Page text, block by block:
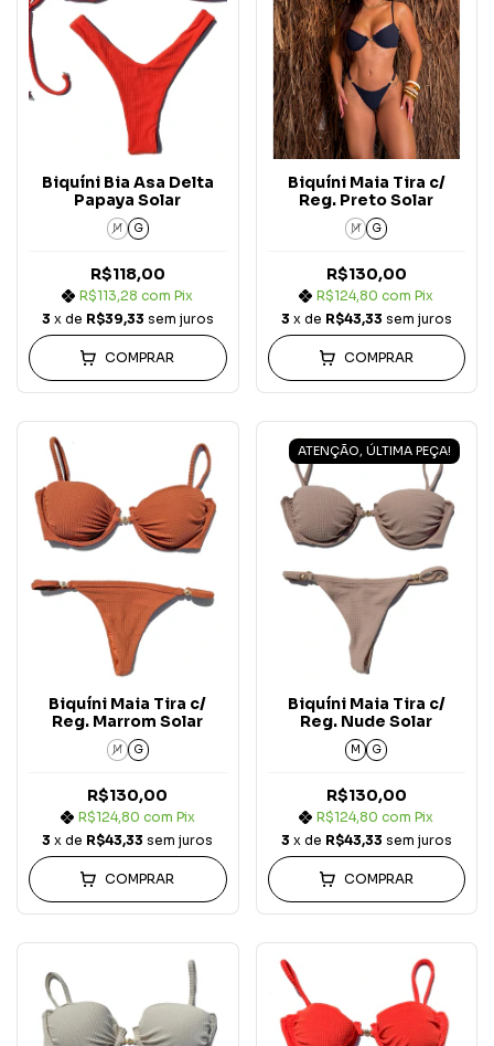
Biquíni Bia Asa Delta
Papaya Solar
M G
R$118,00
R$113,28com Pix
3 x de R$39,33 sem juros
COMPRAR
Biquíni Maia Tira c/
Reg. Preto Solar
M G
R$130,00
R$124,80com Pix
3 x de R$43,33 sem juros
COMPRAR
Biquíni Maia Tira c/
Reg. Marrom Solar
M G
R$130,00
R$124,80 com Pix
3 x de R$43,33 sem juros
COMPRAR
ATENÇÃO, ÚLTIMA PEÇA!
Biquíni Maia Tira c/
Reg. Nude Solar
M G
R$130,00
R$124,80com Pix
3 x de R$43,33 sem juros
COMPRAR